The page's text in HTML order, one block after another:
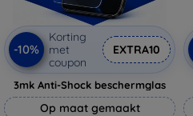
-10%
Korting
met
coupon
EXTRA10
3mk Anti-Shock beschermglas
Op maat gemaakt